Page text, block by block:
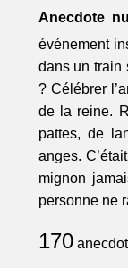
Anecdote
événement
dans un train
? Célébrer
de la reine.
pattes, de
anges.
mignon
personne ne
170